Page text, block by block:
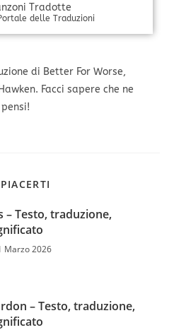
Tradotte
delle Traduzioni
di Better For Worse,
Facci sapere che ne
pensi!
– Testo, traduzione,
Marzo 2026
– Testo, traduzione,